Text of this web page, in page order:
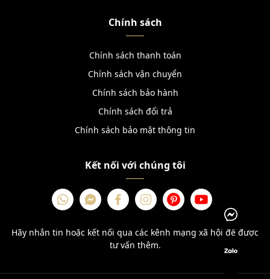
Chính sách
Chính sách thanh toán
Chính sách vận chuyển
Chính sách bảo hành
Chính sách đổi trả
Chính sách bảo mật thông tin
Kết nối với chúng tôi
Hãy nhắn tin hoặc kết nối qua các kênh mạng xã hội để được
tư vấn thêm.